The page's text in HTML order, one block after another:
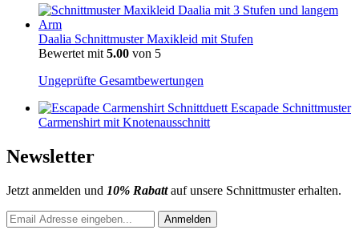
Daalia Schnittmuster Maxikleid mit Stufen
Bewertet mit 5.00 von 5
Ungeprüfte Gesamtbewertungen
Escapade Schnittmuster
Carmenshirt mit Knotenausschnitt
Newsletter
Jetzt anmelden und 10% Rabattauf unsere Schnittmuster erhalten.